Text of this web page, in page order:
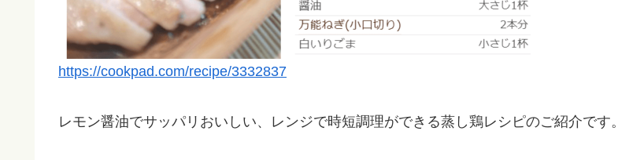
https://cookpad.com/recipe/3332837
レモン醤油でサッパリおいしい、レンジで時短調理ができる蒸し鶏レシピのご紹介です。